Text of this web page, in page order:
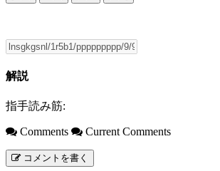
解説
指手読み筋:
Comments Current Comments
コメントを書く